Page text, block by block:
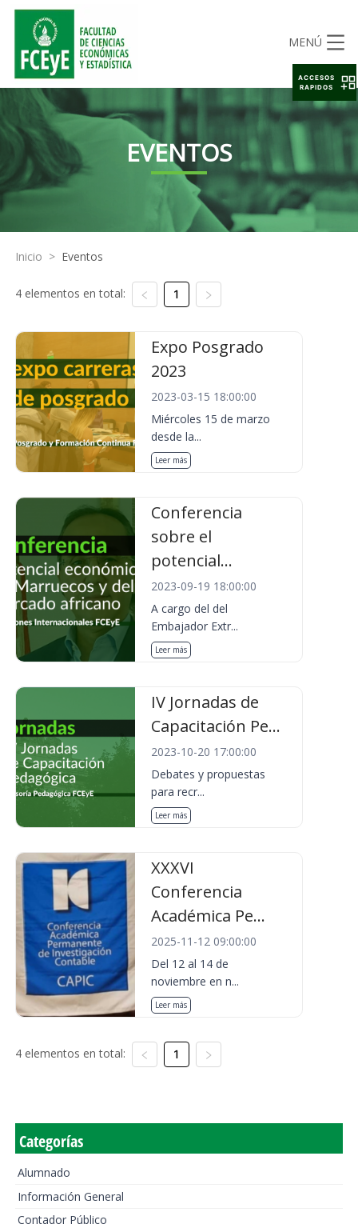
MENÚ
EVENTOS
Inicio > Eventos
4 elementos en total: 1
Expo Posgrado
2023
2023-03-15 18:00:00
Miércoles 15 de marzo
desde la...
Leer más
Conferencia
sobre el
potencial...
2023-09-19 18:00:00
A cargo del del
Embajador Extr...
Leer más
IV Jornadas de
Capacitación Pe...
2023-10-20 17:00:00
Debates y propuestas
para recr...
Leer más
XXXVI
Conferencia
Académica Pe...
2025-11-12 09:00:00
Del 12 al 14 de
noviembre en n...
Leer más
4 elementos en total: 1
Categorías
Alumnado
Información General
Contador Público
ACCESOS
RAPIDOS